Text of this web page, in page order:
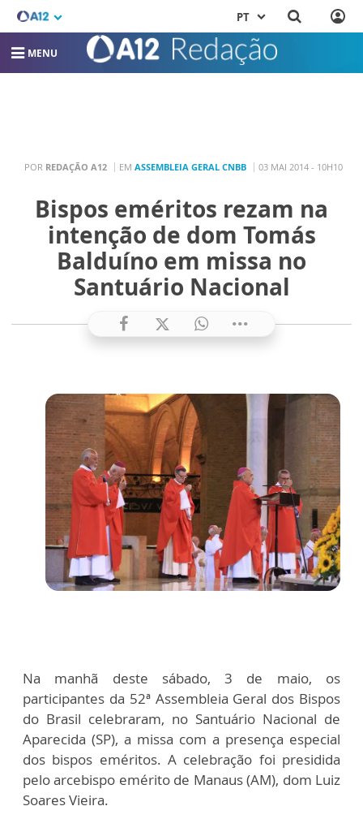
PT
MENU
POR REDAÇÃO A12 EM ASSEMBLEIA GERAL CNBB 03 MAI 2014 - 10H10
Bispos eméritos rezam na
intenção de dom Tomás
Balduíno em missa no
Santuário Nacional
Na manhã deste sábado, 3 de maio, os
participantes da 52ª Assembleia Geral dos Bispos
do Brasil celebraram, no Santuário Nacional de
Aparecida (SP), a missa com a presença especial
dos bispos eméritos. A celebração foi presidida
pelo arcebispo emérito de Manaus (AM), dom Luiz
Soares Vieira.